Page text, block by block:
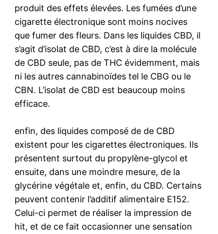
produit des effets élevées. Les fumées d’une
cigarette électronique sont moins nocives
que fumer des fleurs. Dans les liquides CBD, il
s’agit d’isolat de CBD, c’est à dire la molécule
de CBD seule, pas de THC évidemment, mais
ni les autres cannabinoïdes tel le CBG ou le
CBN. L’isolat de CBD est beaucoup moins
efficace.
enfin, des liquides composé de de CBD
existent pour les cigarettes électroniques. Ils
présentent surtout du propylène-glycol et
ensuite, dans une moindre mesure, de la
glycérine végétale et, enfin, du CBD. Certains
peuvent contenir l’additif alimentaire E152.
Celui-ci permet de réaliser la impression de
hit, et de ce fait occasionner une sensation